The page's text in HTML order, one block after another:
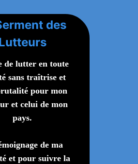
des
de lutter en toute
sans traîtrise et
pour mon
et celui de mon
pays.
de ma
et pour suivre la